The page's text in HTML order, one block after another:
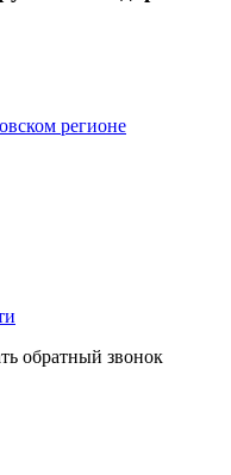
регионе
обратный звонок